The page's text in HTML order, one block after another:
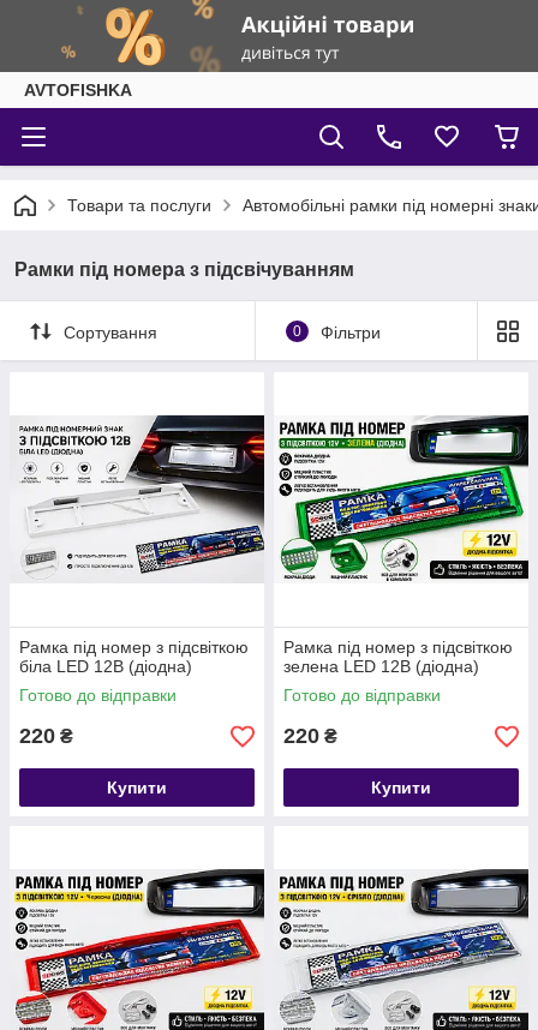
AVTOFISHKA
Товари та послуги Автомобільні рамки під номерні
Рамки під номера з підсвічуванням
Сортування 0 Фільтри
Рамка під номер з підсвіткою
біла LED 12В (діодна)
Готово до відправки
220 ₴
Купити
Рамка під номер з підсвіткою
зелена LED 12В (діодна)
Готово до відправки
220 ₴
Купити